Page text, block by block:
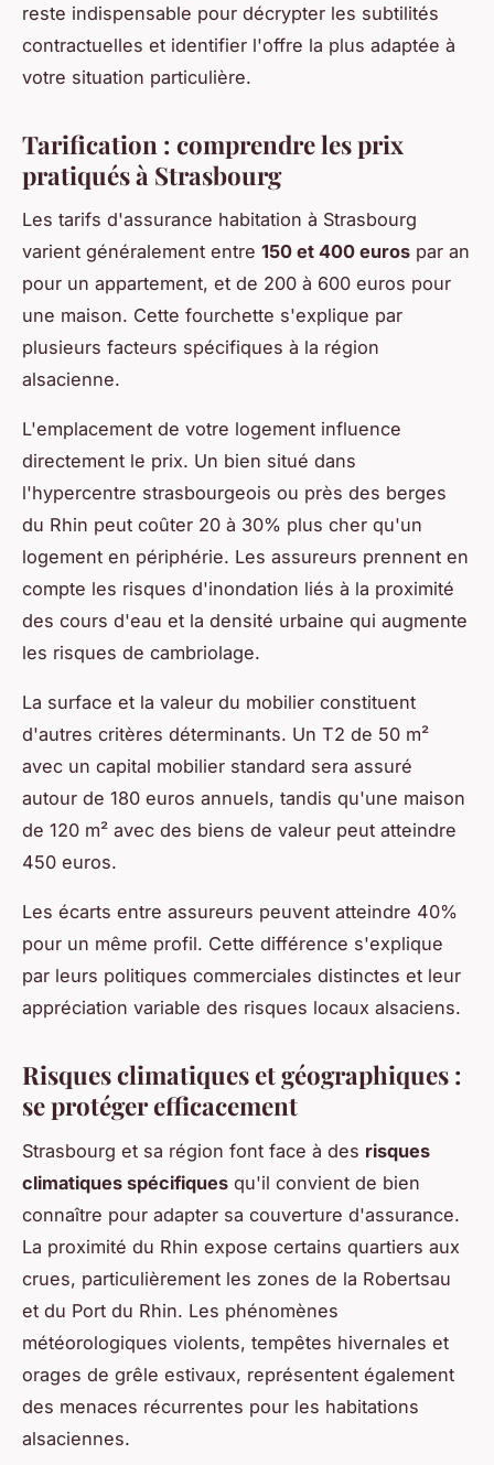
reste indispensable pour décrypter les subtilités
contractuelles et identifier l'offre la plus adaptée à
votre situation particulière.
Tarification : comprendre les prix
pratiqués à Strasbourg
Les tarifs d'assurance habitation à Strasbourg
varient généralement entre 150 et 400 euros par an
pour un appartement, et de 200 à 600 euros pour
une maison. Cette fourchette s'explique par
plusieurs facteurs spécifiques à la région
alsacienne.
L'emplacement de votre logement influence
directement le prix. Un bien situé dans
l'hypercentre strasbourgeois ou près des berges
du Rhin peut coûter 20 à 30% plus cher qu'un
logement en périphérie. Les assureurs prennent en
compte les risques d'inondation liés à la proximité
des cours d'eau et la densité urbaine qui augmente
les risques de cambriolage.
La surface et la valeur du mobilier constituent
d'autres critères déterminants. Un T2 de 50 m²
avec un capital mobilier standard sera assuré
autour de 180 euros annuels, tandis qu'une maison
de 120 m² avec des biens de valeur peut atteindre
450 euros.
Les écarts entre assureurs peuvent atteindre 40%
pour un même profil. Cette différence s'explique
par leurs politiques commerciales distinctes et leur
appréciation variable des risques locaux alsaciens.
Risques climatiques et géographiques :
se protéger efficacement
Strasbourg et sa région font face à des risques
climatiques spécifiques qu'il convient de bien
connaître pour adapter sa couverture d'assurance.
La proximité du Rhin expose certains quartiers aux
crues, particulièrement les zones de la Robertsau
et du Port du Rhin. Les phénomènes
météorologiques violents, tempêtes hivernales et
orages de grêle estivaux, représentent également
des menaces récurrentes pour les habitations
alsaciennes.